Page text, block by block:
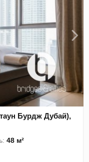
Бурдж Дубай),
48 м²